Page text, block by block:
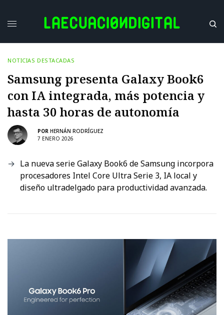
NOTICIAS DESTACADAS
Samsung presenta Galaxy Book6
con IA integrada, más potencia y
hasta 30 horas de autonomía
POR HERNÁN RODRÍGUEZ
7 ENERO 2026
La nueva serie Galaxy Book6 de Samsung incorpora
procesadores Intel Core Ultra Serie 3, IA local y
diseño ultradelgado para productividad avanzada.